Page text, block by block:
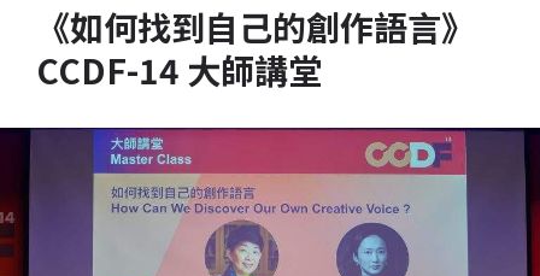
《如何找到自己的創作語言》
CCDF-14 大師講堂